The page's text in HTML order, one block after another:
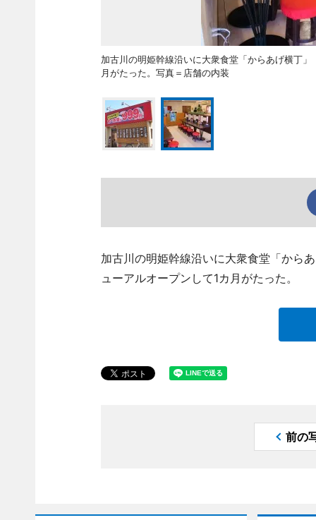
加古川の明姫幹線沿いに大衆食堂「からあげ横丁
月がたった。写真＝店舗の内装
加古川の明姫幹線沿いに大衆食堂「から
ューアルオープンして1カ月がたった。
前の